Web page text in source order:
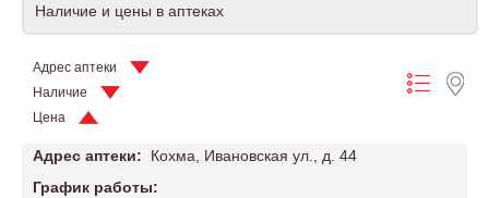
Наличие и цены в аптеках
Адрес аптеки
Наличие
Цена
Адрес аптеки:
Кохма, Ивановская ул., д. 44
График работы: